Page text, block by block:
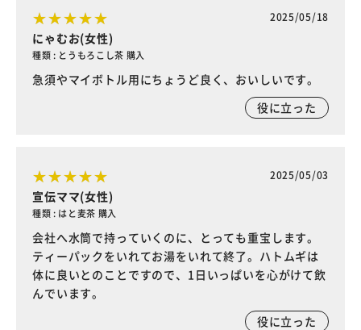
2025/05/18
にゃむお(女性)
種類 : とうもろこし茶 購入
急須やマイボトル用にちょうど良く、おいしいです。
役に立った
2025/05/03
宣伝ママ(女性)
種類 : はと麦茶 購入
会社へ水筒で持っていくのに、とっても重宝します。
ティーパックをいれてお湯をいれて終了。ハトムギは
体に良いとのことですので、1日いっぱいを心がけて飲
んでいます。
役に立った